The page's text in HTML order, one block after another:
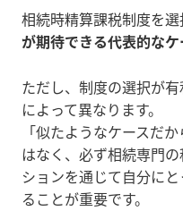
相続時精算課税制度を
が期待できる代表的な
ただし、制度の選択が
によって異なります。
「似たようなケースだ
はなく、必ず相続専門
ションを通じて自分に
ることが重要です。